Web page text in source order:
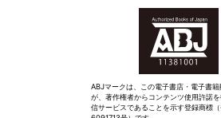
ABJマークは、この電子書店・電子書籍
が、著作権者からコンテンツ使用許諾
信サービスであることを示す登録商標